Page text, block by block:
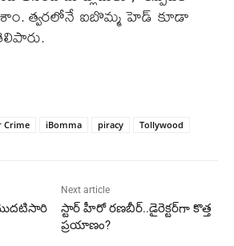
చేశాం. త్వరలోనే ఐబొమ్మ హెడ్ కూడా
Crime iBomma piracy Tollywood
Next article
స్టార్ హీరో రణబీర్‌..డైరెక్ట‌ర్‌గా కొత్త
ప్రయాణం?